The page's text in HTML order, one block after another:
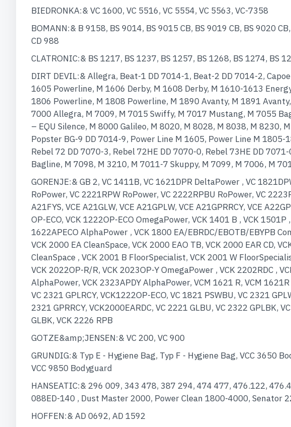
BIEDRONKA:& VC 1600, VC 5516, VC 5554, VC 5563, VC-7358
BOMANN:& B 9158, BS 9014, BS 9015 CB, BS 9019 CB, BS 9020
CD 988
CLATRONIC:& BS 1217, BS 1237, BS 1257, BS 1268, BS 1274, BS
DIRT DEVIL:& Allegra, Beat-1 DD 7014-1, Beat-2 DD 7014-2,
1605 Powerline, M 1606 Derby, M 1608 Derby, M 1610-1613
1806 Powerline, M 1808 Powerline, M 1890 Avanty, M 1891
7000 Allegra, M 7009, M 7015 Swiffy, M 7017 Mustang, M 7055
– EQU Silence, M 8000 Galileo, M 8020, M 8028, M 8038, M
Popster BG-9 DD 7014-9, Power Line M 1605, Power Line M
Rebel 72 DD 7070-3, Rebel 72HE DD 7070-0, Rebel 73HE DD
Bagline, M 7098, M 3210, M 7011-7 Skuppy, M 7099, M 7006, M
GORENJE:& GB 2, VC 1411B, VC 1621DPR DeltaPower , VC
RoPower, VC 2221RPW RoPower, VC 2222RPBU RoPower, VC
A21FYS, VCE A21GLW, VCE A21GPLW, VCE A21GPRRCY, VCE
OP-ECO, VCK 1222OP-ECO OmegaPower, VCK 1401 B , VCK
1622APECO AlphaPower , VCK 1800 EA/EBRDC/EBOTB/EBYPB
VCK 2000 EA CleanSpace, VCK 2000 EAO TB, VCK 2000 EAR CD,
CleanSpace , VCK 2001 B FloorSpecialist, VCK 2001 W
VCK 2022OP-R/R, VCK 2023OP-Y OmegaPower , VCK 2202RDC ,
AlphaPower, VCK 2323APDY AlphaPower, VCM 1621 R, VCM
VC 2321 GPLRCY, VCK1222OP-ECO, VC 1821 PSWBU, VC 2321
2321 GPRRCY, VCK2000EARDC, VC 2221 GLBU, VC 2322 GPLBK,
GLBK, VCK 2226 RPB
GOTZE&amp;JENSEN:& VC 200, VC 900
GRUNDIG:& Typ E - Hygiene Bag, Typ F - Hygiene Bag, VCC 3650
VCC 9850 Bodyguard
HANSEATIC:& 296 009, 343 478, 387 294, 474 477, 476.122,
088ED-140 , Dust Master 2000, Power Clean 1800-4000, Senator
HOFFEN:& AD 0692, AD 1592